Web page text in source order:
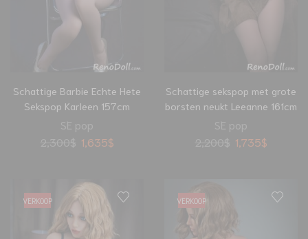
Schattige Barbie Echte Hete
Sekspop Karleen 157cm
SE pop
2,300$ 1,635$
Schattige sekspop met grote
borsten neukt Leeanne 161cm
SE pop
2,200$ 1,735$
VERKOOP VERKOOP